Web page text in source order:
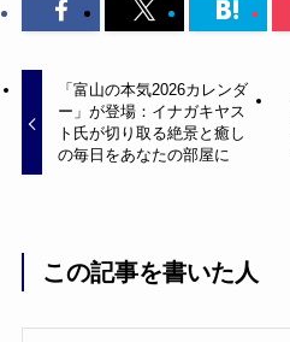
「富山の本気2026カレンダ
ー」が登場：イナガキヤス
ト氏が切り取る絶景と癒し
の毎日をあなたの部屋に
この記事を書いた人